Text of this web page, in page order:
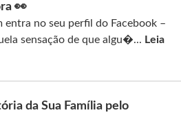
👀
entra no seu perfil do Facebook –
sensação de que algu�... Leia
da Sua Família pelo